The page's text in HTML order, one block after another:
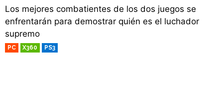
Los mejores combatientes de los dos juegos se
enfrentarán para demostrar quién es el luchador
supremo
PC X360 PS3